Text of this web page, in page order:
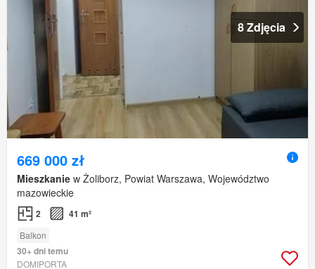
8 Zdjęcia
669 000 zł
Mieszkanie w Żoliborz, Powiat Warszawa, Województwo
mazowieckie
2 41 m²
Balkon
30+ dni temu
DOMIPORTA